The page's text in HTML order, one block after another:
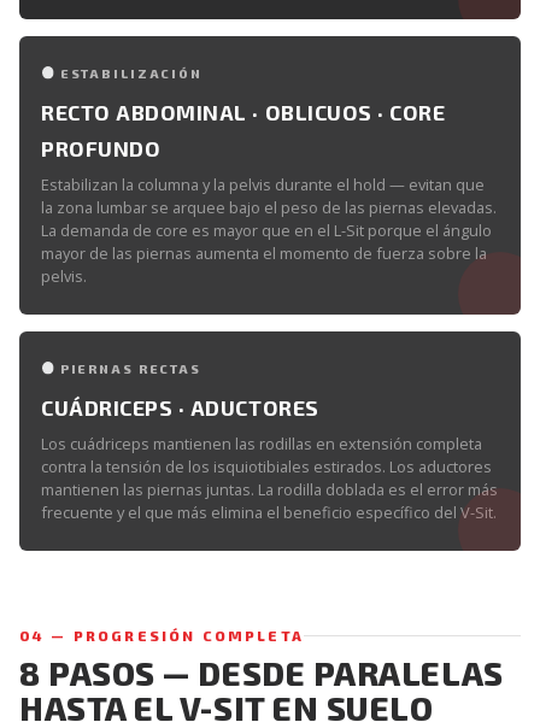
ESTABILIZACIÓN
RECTO ABDOMINAL · OBLICUOS · CORE
PROFUNDO
Estabilizan la columna y la pelvis durante el hold — evitan que
la zona lumbar se arquee bajo el peso de las piernas elevadas.
La demanda de core es mayor que en el L-Sit porque el ángulo
mayor de las piernas aumenta el momento de fuerza sobre la
pelvis.
PIERNAS RECTAS
CUÁDRICEPS · ADUCTORES
Los cuádriceps mantienen las rodillas en extensión completa
contra la tensión de los isquiotibiales estirados. Los aductores
mantienen las piernas juntas. La rodilla doblada es el error más
frecuente y el que más elimina el beneficio específico del V-Sit.
04 — PROGRESIÓN COMPLETA
8 PASOS — DESDE PARALELAS
HASTA EL V-SIT EN SUELO